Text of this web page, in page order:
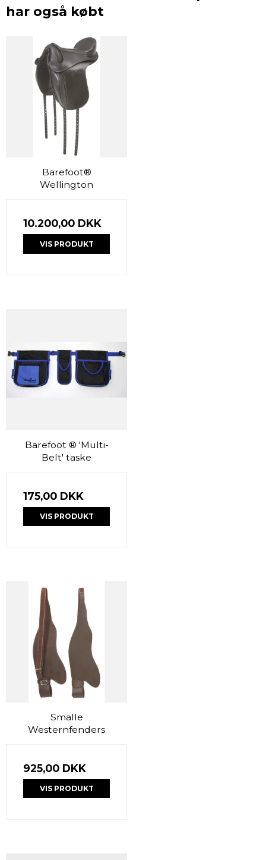
har også købt
Barefoot®
Wellington
10.200,00 DKK
VIS PRODUKT
Barefoot ® 'Multi-
Belt' taske
175,00 DKK
VIS PRODUKT
Smalle
Westernfenders
925,00 DKK
VIS PRODUKT